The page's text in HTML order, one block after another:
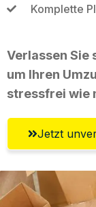
Komplette
Verlassen Sie
um Ihren
stressfrei wie
Jetzt